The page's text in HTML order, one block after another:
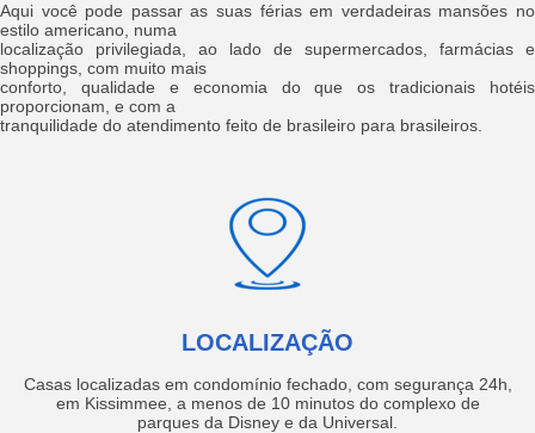
Aqui você pode passar as suas férias em verdadeiras mansões no
estilo americano, numa
localização privilegiada, ao lado de supermercados, farmácias e
shoppings, com muito mais
conforto, qualidade e economia do que os tradicionais hotéis
proporcionam, e com a
tranquilidade do atendimento feito de brasileiro para brasileiros.
LOCALIZAÇÃO
Casas localizadas em condomínio fechado, com segurança 24h,
em Kissimmee, a menos de 10 minutos do complexo de
parques da Disney e da Universal.